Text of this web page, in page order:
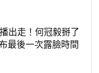
出走！何冠毅掰了
最後一次露臉時間